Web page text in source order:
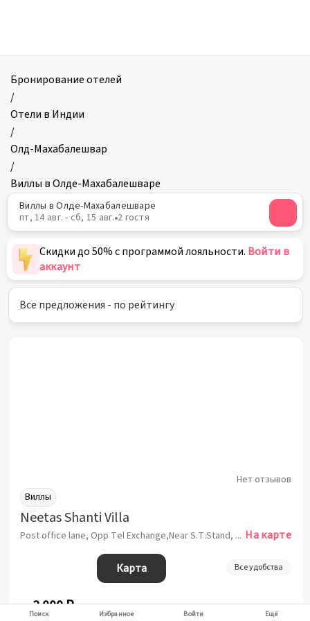
Махабалешваре
Бронирование отелей
/
Отели в Индии
/
Олд-Махабалешвар
/
Виллы в Олде-Махабалешваре
Виллы в Олде-Махабалешваре
пт, 14 авг. - сб, 15 авг. 2 гостя
Скидки до 50% с программой лояльности. Войти в
аккаунт
Все предложения - по рейтингу
Виллы
Neetas Shanti Villa
Post office lane, Opp Tel Exchange,Near S.T.Stand, Махабалешвар На карте
Нет отзывов
Все удобства
от3 000 ₽за ночь
Карта
Поиск Избранное Войти Ещё